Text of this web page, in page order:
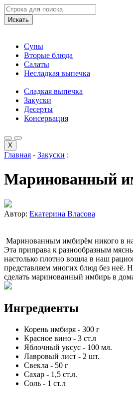
Искать
Супы
Вторые блюда
Салаты
Несладкая выпечка
Сладкая выпечка
Закуски
Десерты
Консервация
X
Главная - Закуски :
Маринованный
Автор: Екатерина Власова
Маринованным имбирём никого в
Эта приправа к разнообразным
настолько плотно вошла в наш
представляем многих блюд без неё.
сделать маринованный имбирь в
Ингредиенты
Корень имбиря - 300 г
Красное вино - 3 ст.л
Яблочный уксус - 100 мл.
Лавровый лист - 2 шт.
Свекла - 50 г
Сахар - 1,5 ст.л.
Соль - 1 ст.л